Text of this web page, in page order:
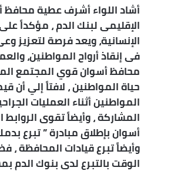
أشاد اللواء أشرف عطية محافظ
الإقليمى لبنك الدم ، مؤكداً
الإنسانية، ويعد فرصة لتعزيز
فى إنقاذ أرواح المواطنين،
محافظ أسوان قوي المجتمع
حياة المواطنين ، لافتاً إلي أن
المواطنين أثناء العمليات
المشاركة ، وأيضاً تقوى الروابط
أسوان بإطلاق مبادرة ” تبرع
وأيضاً تبرع قيادات المحافظة ،
الوقت بالتبرع لدى بنوك الدم